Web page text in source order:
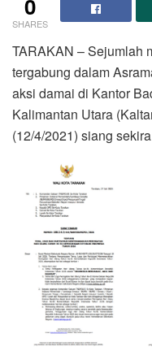
0
SHARES
TARAKAN – Sejumlah
tergabung dalam
aksi damai di Kantor
Kalimantan Utara
(12/4/2021) siang